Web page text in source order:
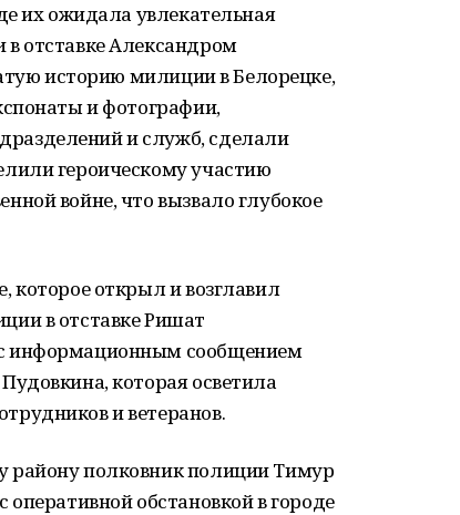
их ожидала увлекательная
отставке Александром
историю милиции в Белорецке,
и фотографии,
и служб, сделали
героическому участию
войне, что вызвало глубокое
которое открыл и возглавил
в отставке Ришат
информационным сообщением
которая осветила
и ветеранов.
району полковник полиции Тимур
оперативной обстановкой в городе